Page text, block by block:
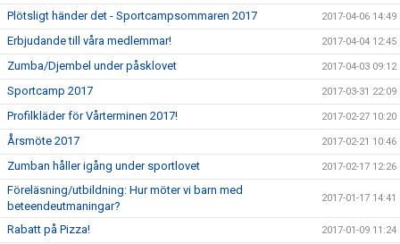
Plötsligt händer det - Sportcampsommaren 2017 2017-04-06 14:49
Erbjudande till våra medlemmar! 2017-04-04 12:45
Zumba/Djembel under påsklovet 2017-04-03 09:12
Sportcamp 2017 2017-03-31 22:09
Profilkläder för Vårterminen 2017! 2017-02-27 10:20
Årsmöte 2017 2017-02-21 10:46
Zumban håller igång under sportlovet 2017-02-17 12:26
Föreläsning/utbildning: Hur möter vi barn med
beteendeutmaningar?
2017-01-17 14:41
Rabatt på Pizza! 2017-01-09 11:24